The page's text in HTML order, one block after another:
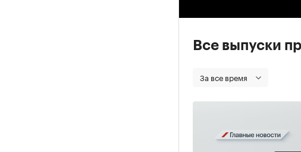
Все выпуски
За все время